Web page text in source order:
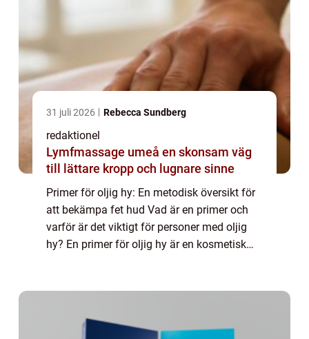
31 juli 2026 Rebecca Sundberg
redaktionel
Lymfmassage umeå en skonsam väg
till lättare kropp och lugnare sinne
Primer för oljig hy: En metodisk översikt för
att bekämpa fet hud Vad är en primer och
varför är det viktigt för personer med oljig
hy? En primer för oljig hy är en kosmetisk